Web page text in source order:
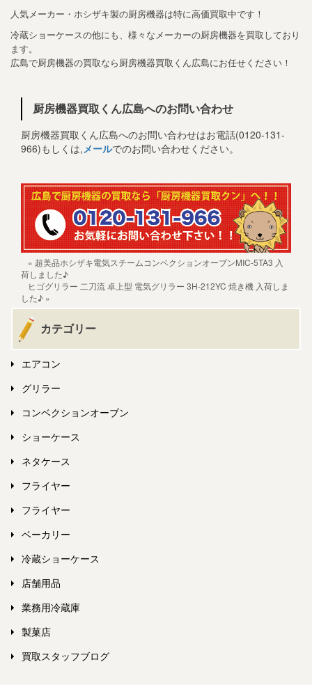
人気メーカー・ホシザキ製の厨房機器は特に高価買取中です！
冷蔵ショーケースの他にも、様々なメーカーの厨房機器を買取しており
ます。
広島で厨房機器の買取なら厨房機器買取くん広島にお任せください！
厨房機器買取くん広島へのお問い合わせ
厨房機器買取くん広島へのお問い合わせはお電話(0120-131-
966)もしくは,メールでのお問い合わせください。
« 超美品ホシザキ電気スチームコンベクションオーブンMIC-5TA3 入
荷しました♪
ヒゴグリラー 二刀流 卓上型 電気グリラー 3H-212YC 焼き機 入荷しま
した♪ »
カテゴリー
エアコン
グリラー
コンベクションオーブン
ショーケース
ネタケース
フライヤー
フライヤー
ベーカリー
冷蔵ショーケース
店舗用品
業務用冷蔵庫
製菓店
買取スタッフブログ